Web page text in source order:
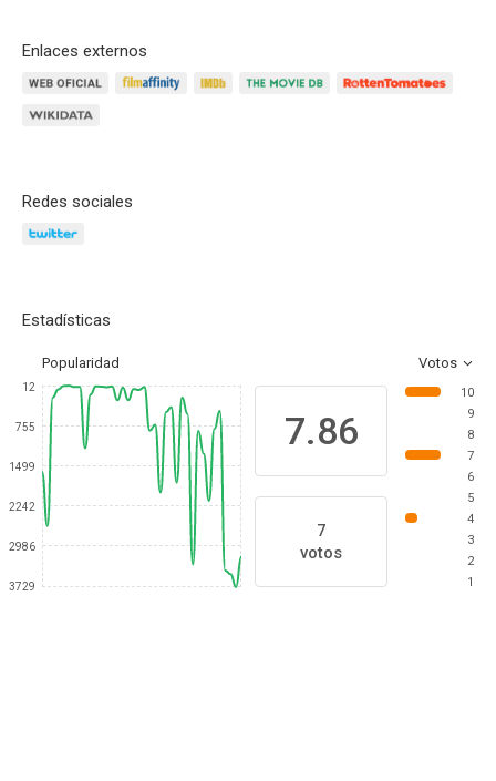
Enlaces externos
Redes sociales
Estadísticas
Popularidad Votos
12
755
1499
2242
2986
3729
7.86
7
votos
10
9
8
7
6
5
4
3
2
1